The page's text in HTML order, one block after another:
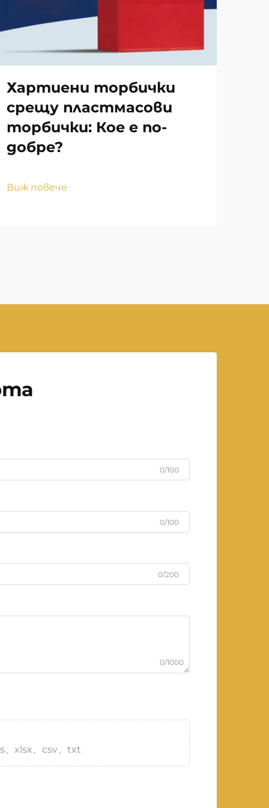
Хартиени торбички
срещу пластмасови
торбички: Кое е по-
добре?
Виж повече
0/100
0/100
0/200
0/1000
xlsx、csv、txt